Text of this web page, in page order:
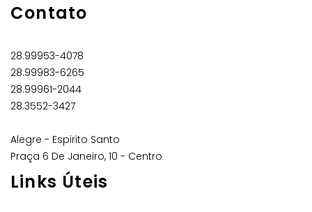
Contato
28.99953-4078
28.99983-6265
28.99961-2044
28.3552-3427
Alegre - Espirito Santo
Praça 6 De Janeiro, 10 - Centro
Links Úteis